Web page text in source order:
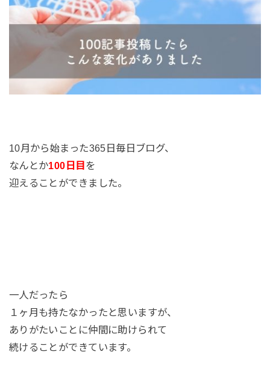
10月から始まった365日毎日ブログ、
なんとか100日目 を
迎えることができました。
一人だったら
１ヶ月も持たなかったと思いますが、
ありがたいことに仲間に助けられて
続けることができています。